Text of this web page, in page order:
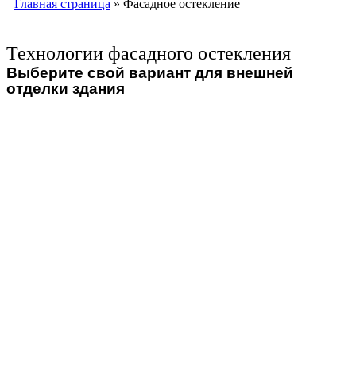
Главная страница » Фасадное остекление
Технологии фасадного остекления
Выберите свой вариант для внешней
отделки здания